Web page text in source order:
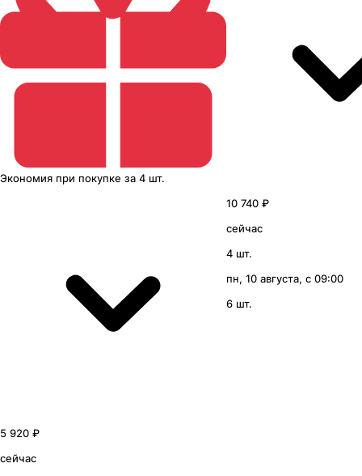
Экономия при покупке за 4 шт.
5 920 ₽
сейчас
10 740 ₽
сейчас
4 шт.
пн, 10 августа, с 09:00
6 шт.